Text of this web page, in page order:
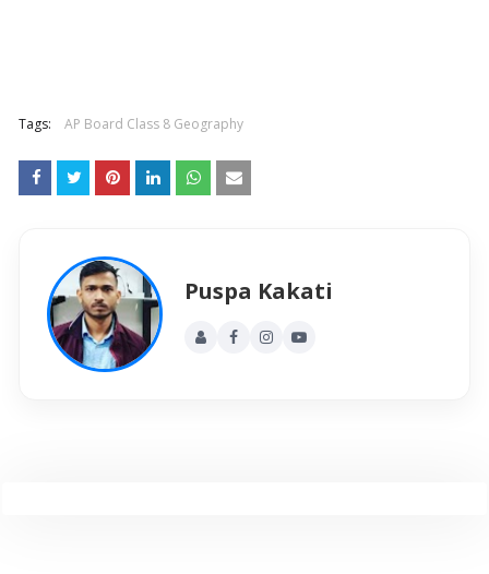
Tags: AP Board Class 8 Geography
Puspa Kakati